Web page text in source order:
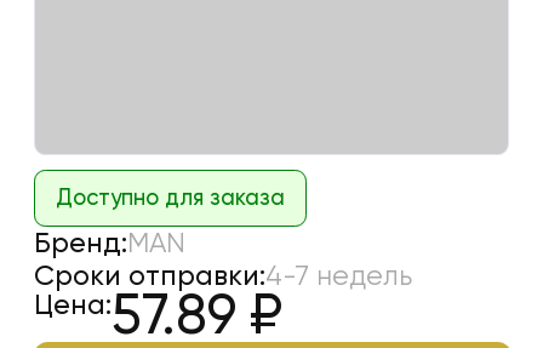
Доступно для заказа
Бренд:MAN
Сроки отправки:4-7 недель
Цена:57.89 ₽